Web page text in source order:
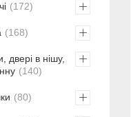
172
168
двері в нішу,
140
80